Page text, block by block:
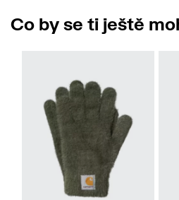
Co by se ti ještě